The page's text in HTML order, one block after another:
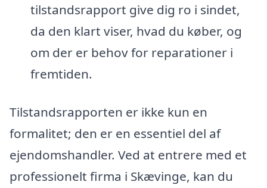
tilstandsrapport give dig ro i sindet,
da den klart viser, hvad du køber, og
om der er behov for reparationer i
fremtiden.
Tilstandsrapporten er ikke kun en
formalitet; den er en essentiel del af
ejendomshandler. Ved at entrere med et
professionelt firma i Skævinge, kan du